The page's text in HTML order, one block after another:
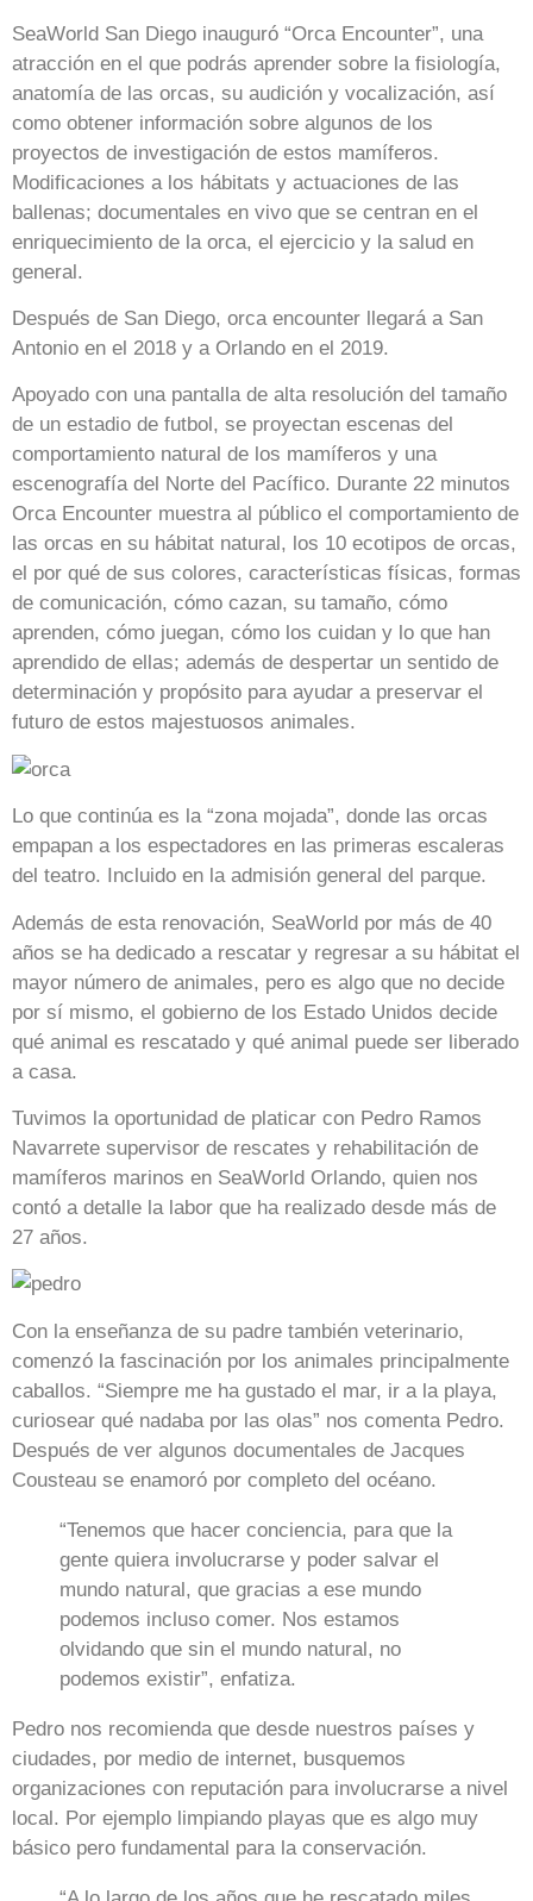
SeaWorld San Diego inauguró “Orca Encounter”, una
atracción en el que podrás aprender sobre la fisiología,
anatomía de las orcas, su audición y vocalización, así
como obtener información sobre algunos de los
proyectos de investigación de estos mamíferos.
Modificaciones a los hábitats y actuaciones de las
ballenas; documentales en vivo que se centran en el
enriquecimiento de la orca, el ejercicio y la salud en
general.
Después de San Diego, orca encounter llegará a San
Antonio en el 2018 y a Orlando en el 2019.
Apoyado con una pantalla de alta resolución del tamaño
de un estadio de futbol, se proyectan escenas del
comportamiento natural de los mamíferos y una
escenografía del Norte del Pacífico. Durante 22 minutos
Orca Encounter muestra al público el comportamiento de
las orcas en su hábitat natural, los 10 ecotipos de orcas,
el por qué de sus colores, características físicas, formas
de comunicación, cómo cazan, su tamaño, cómo
aprenden, cómo juegan, cómo los cuidan y lo que han
aprendido de ellas; además de despertar un sentido de
determinación y propósito para ayudar a preservar el
futuro de estos majestuosos animales.
Lo que continúa es la “zona mojada”, donde las orcas
empapan a los espectadores en las primeras escaleras
del teatro. Incluido en la admisión general del parque.
Además de esta renovación, SeaWorld por más de 40
años se ha dedicado a rescatar y regresar a su hábitat el
mayor número de animales, pero es algo que no decide
por sí mismo, el gobierno de los Estado Unidos decide
qué animal es rescatado y qué animal puede ser liberado
a casa.
Tuvimos la oportunidad de platicar con Pedro Ramos
Navarrete supervisor de rescates y rehabilitación de
mamíferos marinos en SeaWorld Orlando, quien nos
contó a detalle la labor que ha realizado desde más de
27 años.
Con la enseñanza de su padre también veterinario,
comenzó la fascinación por los animales principalmente
caballos. “Siempre me ha gustado el mar, ir a la playa,
curiosear qué nadaba por las olas” nos comenta Pedro.
Después de ver algunos documentales de Jacques
Cousteau se enamoró por completo del océano.
“Tenemos que hacer conciencia, para que la
gente quiera involucrarse y poder salvar el
mundo natural, que gracias a ese mundo
podemos incluso comer. Nos estamos
olvidando que sin el mundo natural, no
podemos existir”, enfatiza.
Pedro nos recomienda que desde nuestros países y
ciudades, por medio de internet, busquemos
organizaciones con reputación para involucrarse a nivel
local. Por ejemplo limpiando playas que es algo muy
básico pero fundamental para la conservación.